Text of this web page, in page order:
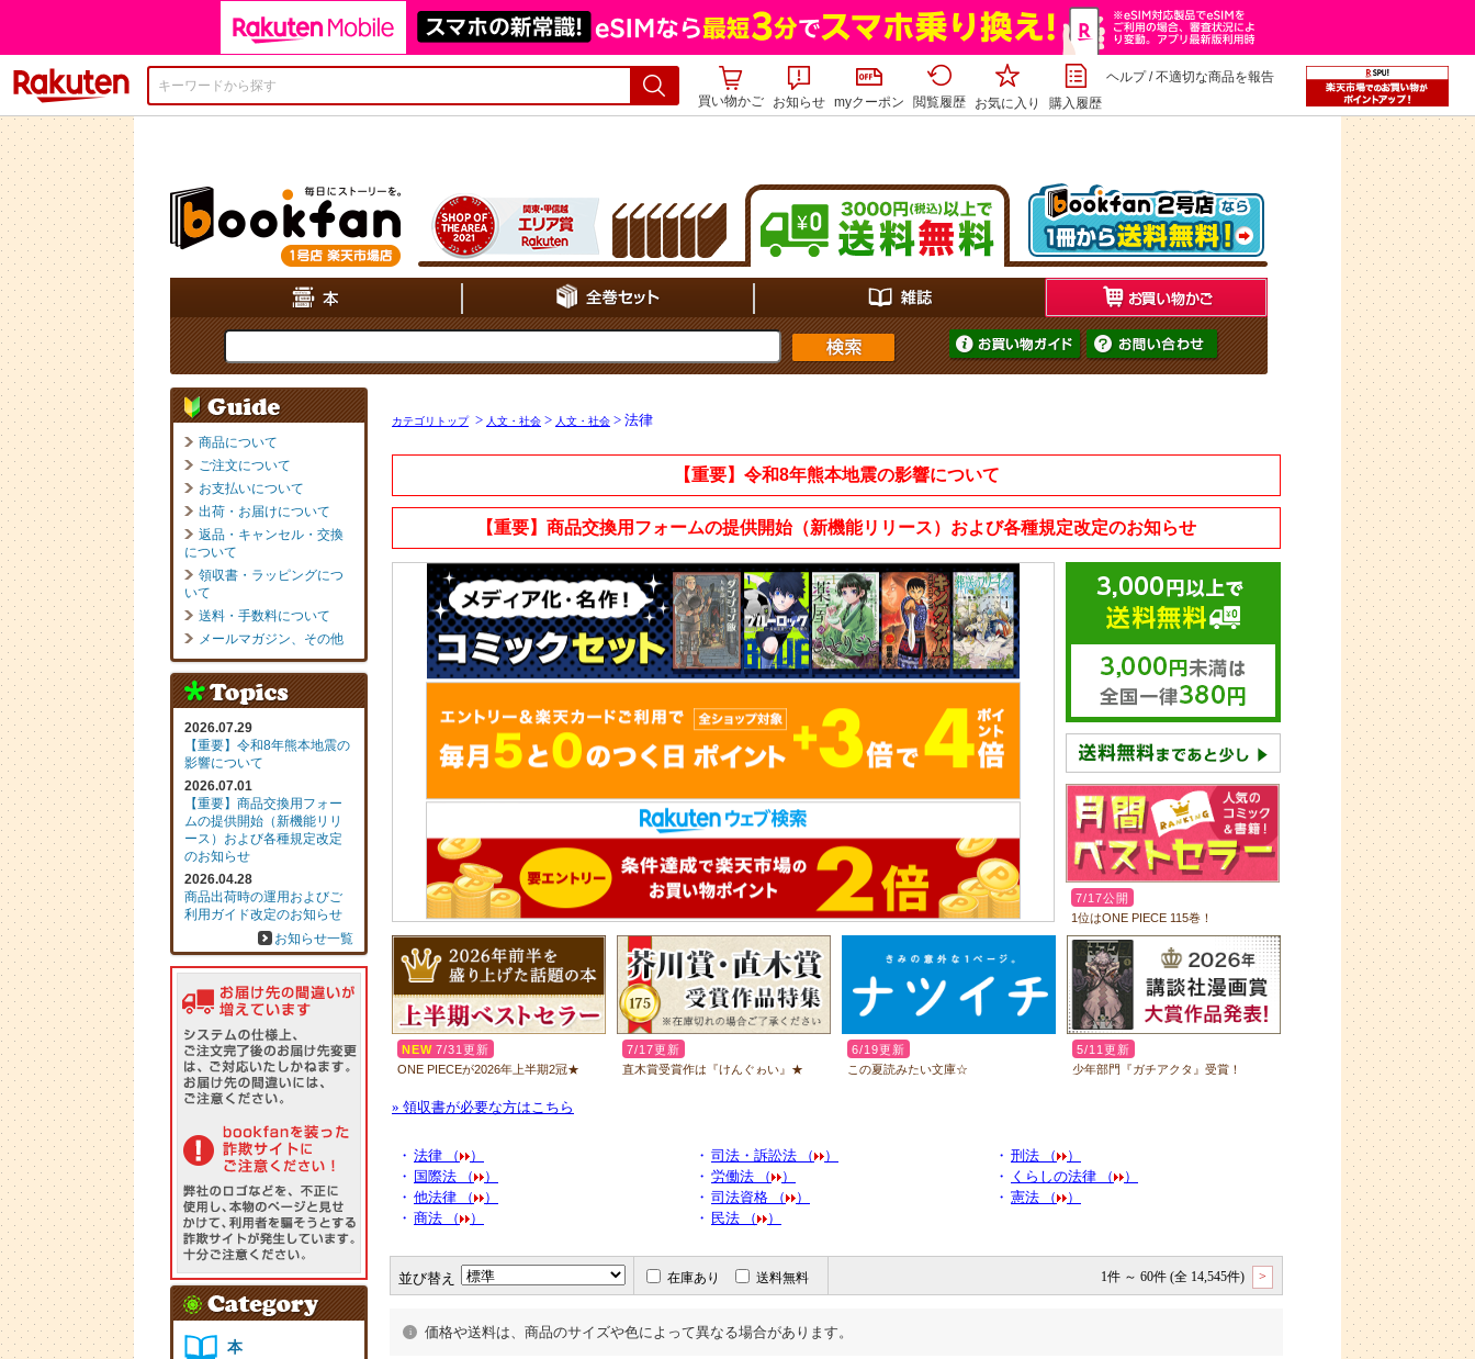
買い物かご
お知らせ myクーポン 閲覧履歴 お気に入り 購入履歴
ヘルプ/不適切な商品を報告
カテゴリトップ> 人文・社会 > 人文・社会 > 法律
» 領収書が必要な方はこちら
・ 法律 （ ） ・ 司法・訴訟法 （ ） ・ 刑法 （
）
・
国際法 （ ） ・ 労働法 （ ） ・ くらしの法律 （
）
・ 他法律 （ ） ・ 司法資格 （ ） ・ 憲法 （
）
・ 商法 （ ） ・ 民法 （ ）
並び替え 在庫あり 送料無料 1件 ～ 60件 (全 14,545件) >
価格や送料は、商品のサイズや色によって異なる場合があります。